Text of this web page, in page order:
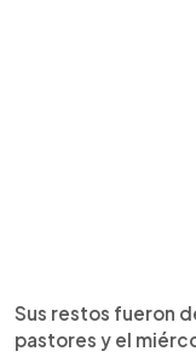
Sus restos fueron
pastores y el